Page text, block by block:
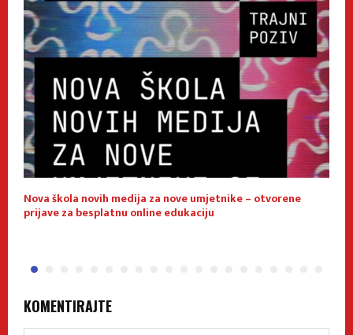
Nova škola novih medija za nove umjetnike – otvorene
prijave za besplatnu online edukaciju
KOMENTIRAJTE